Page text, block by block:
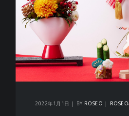
2022年1月1日 BY ROSEO